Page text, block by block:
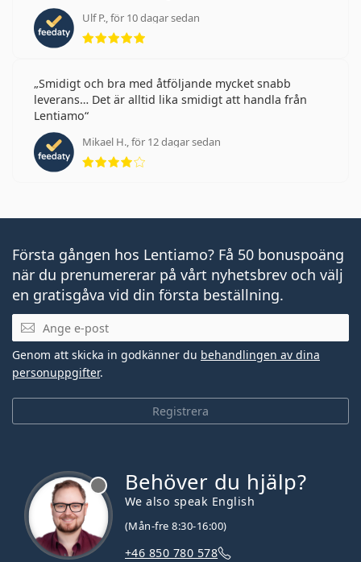
Ulf P., för 10 dagar sedan
Betyg 5 av 5
Smidigt och bra med åtföljande mycket snabb
leverans… Det är alltid lika smidigt att handla från
Lentiamo
Mikael H., för 12 dagar sedan
Betyg 4 av 5
Första gången hos Lentiamo? Få 50 bonuspoäng
när du prenumererar på vårt nyhetsbrev och välj
en gratisgåva vid din första beställning.
Mejladress
Registrera
Genom att skicka in godkänner du behandlingen av dina
personuppgifter.
Behöver du hjälp?
We also speak English
(Mån-fre 8:30-16:00)
+46 850 780 578